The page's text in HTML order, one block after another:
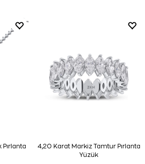
4,20 Karat Markiz Tamtur Pırlanta
Yüzük